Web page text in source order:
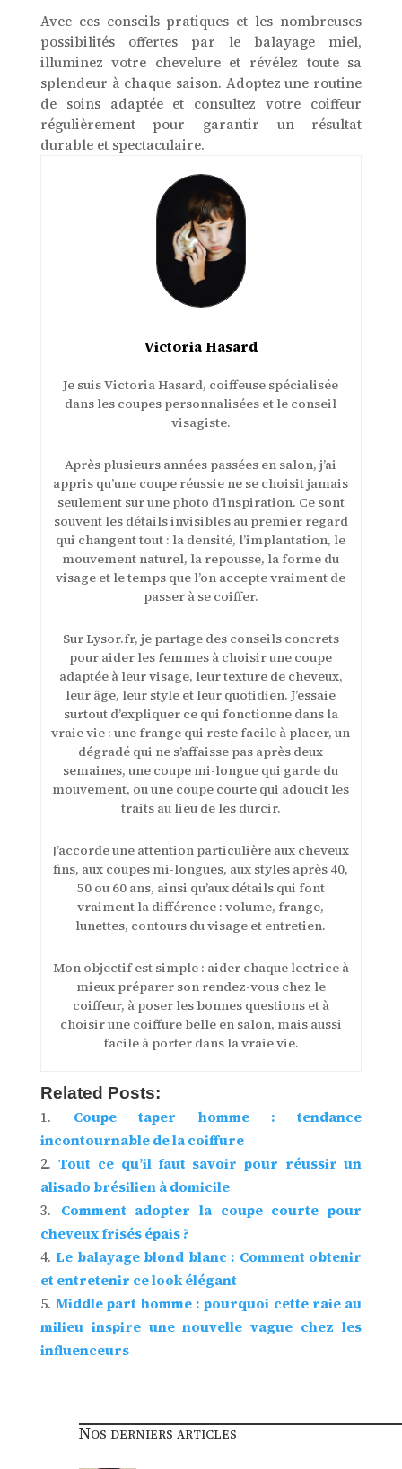
Avec ces conseils pratiques et les nombreuses
possibilités offertes par le balayage miel,
illuminez votre chevelure et révélez toute sa
splendeur à chaque saison. Adoptez une routine
de soins adaptée et consultez votre coiffeur
régulièrement pour garantir un résultat
durable et spectaculaire.
Victoria Hasard
Je suis Victoria Hasard, coiffeuse spécialisée
dans les coupes personnalisées et le conseil
visagiste.
Après plusieurs années passées en salon, j’ai
appris qu’une coupe réussie ne se choisit jamais
seulement sur une photo d’inspiration. Ce sont
souvent les détails invisibles au premier regard
qui changent tout : la densité, l’implantation, le
mouvement naturel, la repousse, la forme du
visage et le temps que l’on accepte vraiment de
passer à se coiffer.
Sur Lysor.fr, je partage des conseils concrets
pour aider les femmes à choisir une coupe
adaptée à leur visage, leur texture de cheveux,
leur âge, leur style et leur quotidien. J’essaie
surtout d’expliquer ce qui fonctionne dans la
vraie vie : une frange qui reste facile à placer, un
dégradé qui ne s’affaisse pas après deux
semaines, une coupe mi-longue qui garde du
mouvement, ou une coupe courte qui adoucit les
traits au lieu de les durcir.
J’accorde une attention particulière aux cheveux
fins, aux coupes mi-longues, aux styles après 40,
50 ou 60 ans, ainsi qu’aux détails qui font
vraiment la différence : volume, frange,
lunettes, contours du visage et entretien.
Mon objectif est simple : aider chaque lectrice à
mieux préparer son rendez-vous chez le
coiffeur, à poser les bonnes questions et à
choisir une coiffure belle en salon, mais aussi
facile à porter dans la vraie vie.
Related Posts:
Coupe taper homme : tendance
incontournable de la coiffure
Tout ce qu’il faut savoir pour réussir un
alisado brésilien à domicile
Comment adopter la coupe courte pour
cheveux frisés épais ?
Le balayage blond blanc : Comment obtenir
et entretenir ce look élégant
Middle part homme : pourquoi cette raie au
milieu inspire une nouvelle vague chez les
influenceurs
Nos derniers articles